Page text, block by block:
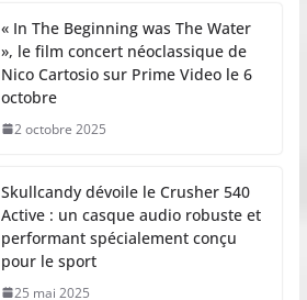
« In The Beginning was The Water
», le film concert néoclassique de
Nico Cartosio sur Prime Video le 6
octobre
2 octobre 2025
Skullcandy dévoile le Crusher 540
Active : un casque audio robuste et
performant spécialement conçu
pour le sport
25 mai 2025